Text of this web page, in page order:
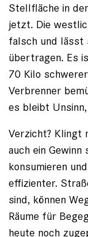
Stellfläche in
jetzt. Die
falsch und lässt
übertragen. Es
70 Kilo
Verbrenner
es bleibt
Verzicht? Klingt
auch ein
konsumieren
effizienter.
sind, können
Räume für
heute noch